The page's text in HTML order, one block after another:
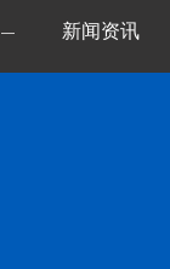
— 新闻资讯